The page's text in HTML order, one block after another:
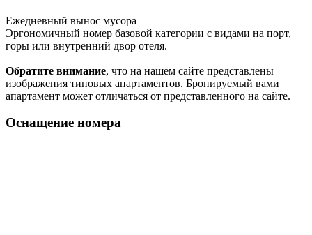
Ежедневный вынос мусора
Эргономичный номер базовой категории с видами на порт,
горы или внутренний двор отеля.
Обратите внимание, что на нашем сайте представлены
изображения типовых апартаментов. Бронируемый вами
апapтамент может отличаться от представленного на сaйте.
Оснащение номера